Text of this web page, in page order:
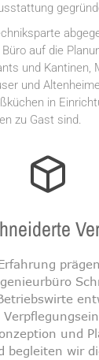
auf die
und Kantinen,
und
in
zu Gast sind.
und
begleiten wir